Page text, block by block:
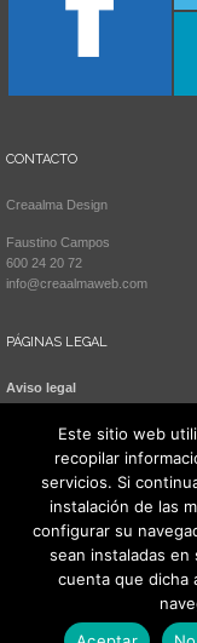
CONTACTO
Creaalma Design
Faustino Campos
600 24 20 72
info@creaalmaweb.com
PÁGINAS LEGAL
Aviso legal
Política de cookies
Todos los derechos
Este sitio web
recopilar
servicios. Si
instalación de las
configurar su
sean instaladas
cuenta que dicha